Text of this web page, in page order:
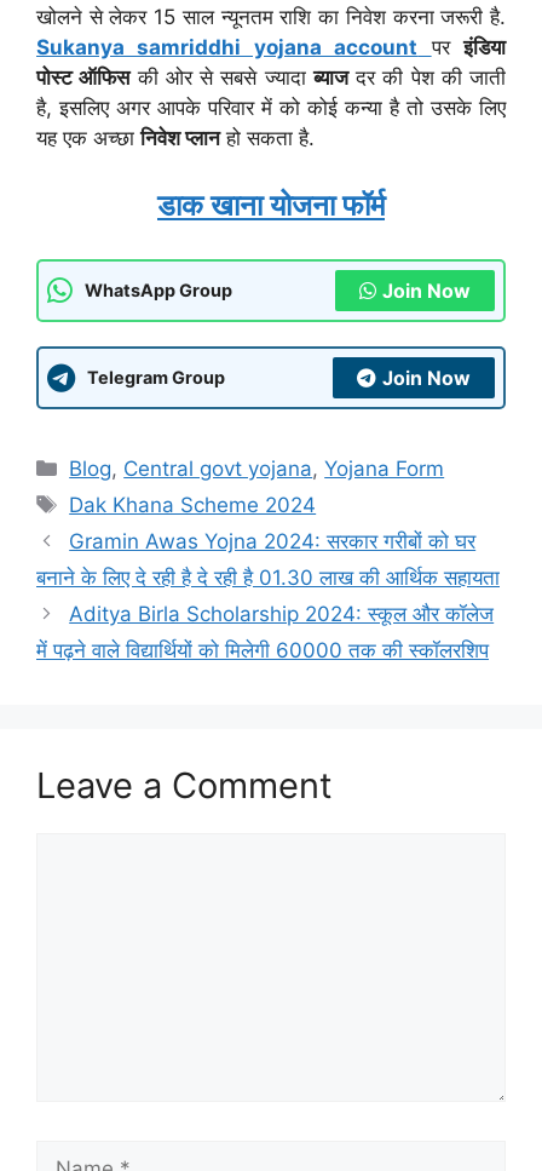
खोलने से लेकर 15 साल न्यूनतम राशि का निवेश करना जरूरी है.
Sukanya samriddhi yojana account
परइंडिया
पोस्ट ऑफिसकी ओर से सबसे ज्यादाब्याजदर की पेश की जाती
है, इसलिए अगर आपके परिवार में को कोई कन्या है तो उसके लिए
यह एक अच्छानिवेश प्लानहो सकता है.
डाक खाना योजना फॉर्म
WhatsApp Group Join Now
Telegram Group Join Now
Categories
Blog, Central govt yojana,Yojana Form
Tags
Dak Khana Scheme 2024
Gramin Awas Yojna 2024: सरकार गरीबों को घर
बनाने के लिए दे रही है दे रही है 01.30 लाख की आर्थिक सहायता
Aditya Birla Scholarship 2024: स्कूल और कॉलेज
में पढ़ने वाले विद्यार्थियों को मिलेगी 60000 तक की स्कॉलरशिप
Leave a Comment
Name